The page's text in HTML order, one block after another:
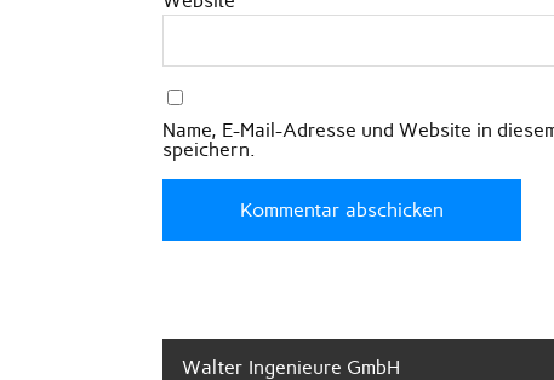
Name, E-Mail-Adresse und Website in
speichern.
Walter Ingenieure GmbH